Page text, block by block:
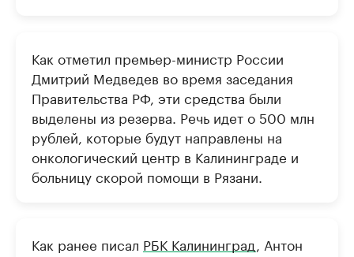
Как отметил премьер-министр России
Дмитрий Медведев во время заседания
Правительства РФ, эти средства были
выделены из резерва. Речь идет о 500 млн
рублей, которые будут направлены на
онкологический центр в Калининграде и
больницу скорой помощи в Рязани.
Как ранее писал РБК Калининград , Антон